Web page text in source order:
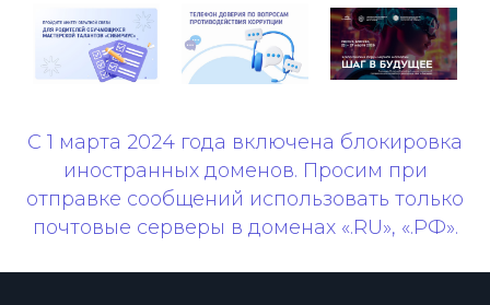
С 1 марта 2024 года включена блокировка
иностранных доменов. Просим при
отправке сообщений использовать только
почтовые серверы в доменах «.RU», «.РФ».